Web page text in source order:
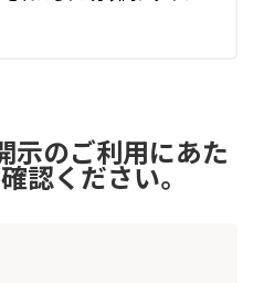
示のご利用にあた
認ください。